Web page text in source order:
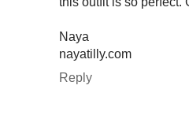
Naya
nayatilly.com
Reply